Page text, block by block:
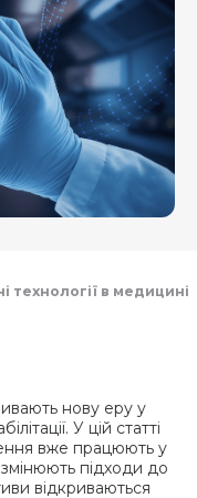
технології в медицині
нову еру у
У цій статті
вже працюють у
підходи до
відкриваються